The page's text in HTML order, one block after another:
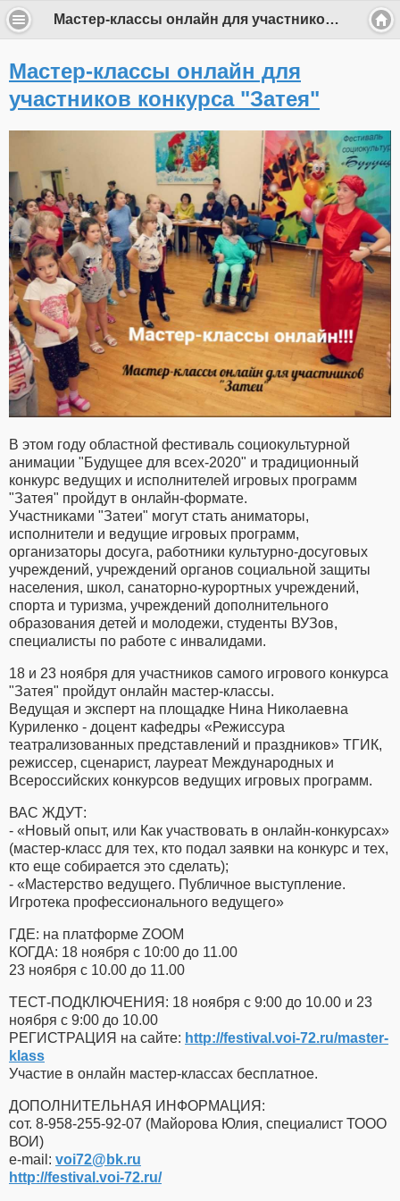
Мастер-классы онлайн для участников конкурса "Затея"
Мастер-классы онлайн для
участников конкурса "Затея"
В этом году областной фестиваль социокультурной
анимации "Будущее для всех-2020" и традиционный
конкурс ведущих и исполнителей игровых программ
"Затея" пройдут в онлайн-формате.
Участниками "Затеи" могут стать аниматоры,
исполнители и ведущие игровых программ,
организаторы досуга, работники культурно-досуговых
учреждений, учреждений органов социальной защиты
населения, школ, санаторно-курортных учреждений,
спорта и туризма, учреждений дополнительного
образования детей и молодежи, студенты ВУЗов,
специалисты по работе с инвалидами.
18 и 23 ноября для участников самого игрового конкурса
"Затея" пройдут онлайн мастер-классы.
Ведущая и эксперт на площадке Нина Николаевна
Куриленко - доцент кафедры «Режиссура
театрализованных представлений и праздников» ТГИК,
режиссер, сценарист, лауреат Международных и
Всероссийских конкурсов ведущих игровых программ.
ВАС ЖДУТ:
- «Новый опыт, или Как участвовать в онлайн-конкурсах»
(мастер-класс для тех, кто подал заявки на конкурс и тех,
кто еще собирается это сделать);
- «Мастерство ведущего. Публичное выступление.
Игротека профессионального ведущего»
ГДЕ: на платформе ZOOM
КОГДА: 18 ноября с 10:00 до 11.00
23 ноября с 10.00 до 11.00
ТЕСТ-ПОДКЛЮЧЕНИЯ: 18 ноября с 9:00 до 10.00 и 23
ноября с 9:00 до 10.00
РЕГИСТРАЦИЯ на сайте: http://festival.voi-72.ru/master-
klass
Участие в онлайн мастер-классах бесплатное.
ДОПОЛНИТЕЛЬНАЯ ИНФОРМАЦИЯ:
сот. 8-958-255-92-07 (Майорова Юлия, специалист ТООО
ВОИ)
e-mail: voi72​@ ​bk.ru
http://festival.voi-72.ru/